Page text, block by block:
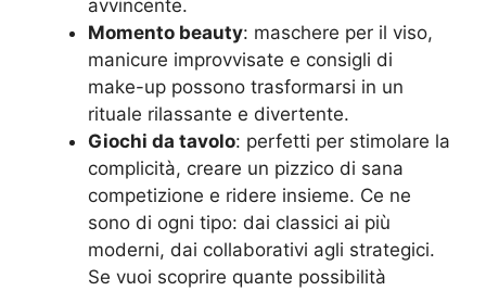
avvincente.
Momento beauty: maschere per il viso,
manicure improvvisate e consigli di
make-up possono trasformarsi in un
rituale rilassante e divertente.
Giochi da tavolo: perfetti per stimolare la
complicità, creare un pizzico di sana
competizione e ridere insieme. Ce ne
sono di ogni tipo: dai classici ai più
moderni, dai collaborativi agli strategici.
Se vuoi scoprire quante possibilità